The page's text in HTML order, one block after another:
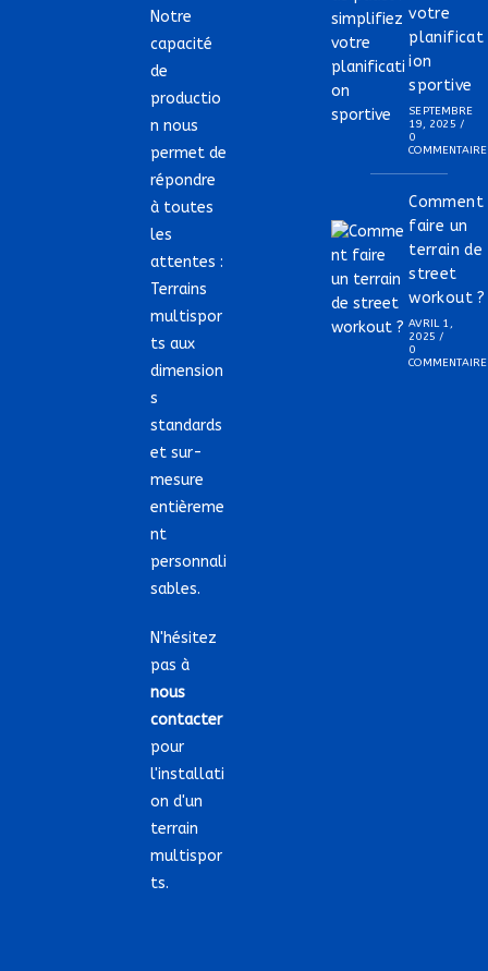
Notre
capacité
de
productio
n nous
permet de
répondre
à toutes
les
attentes :
Terrains
multispor
ts aux
dimension
s
standards
et sur-
mesure
entièreme
nt
personnali
sables.
N'hésitez
pas à
nous
contacter
pour
l'installati
on d'un
terrain
multispor
ts.
votre
planificat
ion
sportive
SEPTEMBRE
19, 2025 /
0
COMMENTAIRE
Comment
faire un
terrain de
street
workout ?
AVRIL 1,
2025 /
0
COMMENTAIRE